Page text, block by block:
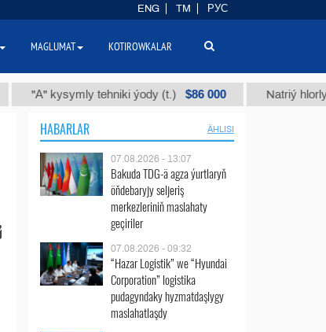
"А" kysymly tehniki ýody (t.) $86 000 Natriý hlorly
HABARLAR ÄHLISI
07.08.2026 - 13:07
Bakuda TDG-ä agza ýurtlaryň
öňdebaryjy seljeriş
merkezleriniň maslahaty
geçiriler
07.08.2026 - 09:32
“Hazar Logistik” we “Hyundai
Corporation” logistika
pudagyndaky hyzmatdaşlygy
maslahatlaşdy
ENG TM РУС
MAGLUMAT KOTIROWKALAR